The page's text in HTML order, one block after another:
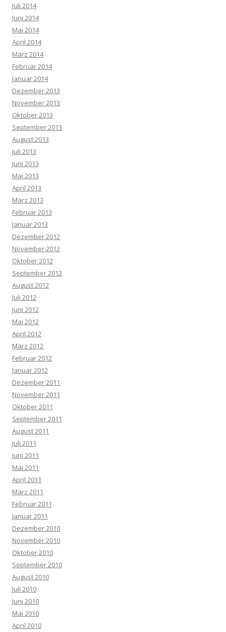
Juli 2014
Juni 2014
Mai 2014
April 2014
März 2014
Februar 2014
Januar 2014
Dezember 2013
November 2013
Oktober 2013
September 2013
August 2013
Juli 2013
Juni 2013
Mai 2013
April 2013
März 2013
Februar 2013
Januar 2013
Dezember 2012
November 2012
Oktober 2012
September 2012
August 2012
Juli 2012
Juni 2012
Mai 2012
April 2012
März 2012
Februar 2012
Januar 2012
Dezember 2011
November 2011
Oktober 2011
September 2011
August 2011
Juli 2011
Juni 2011
Mai 2011
April 2011
März 2011
Februar 2011
Januar 2011
Dezember 2010
November 2010
Oktober 2010
September 2010
August 2010
Juli 2010
Juni 2010
Mai 2010
April 2010